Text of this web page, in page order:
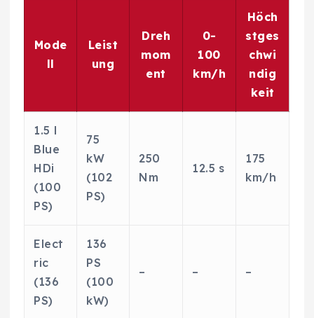
Mode
ll
Leist
ung
Dreh
mom
ent
0-
100
km/h
Höch
stges
chwi
ndig
keit
1.5 l
Blue
HDi
(100
PS)
75
kW
(102
PS)
250
Nm
12.5 s
175
km/h
Elect
ric
(136
PS)
136
PS
(100
kW)
– – –